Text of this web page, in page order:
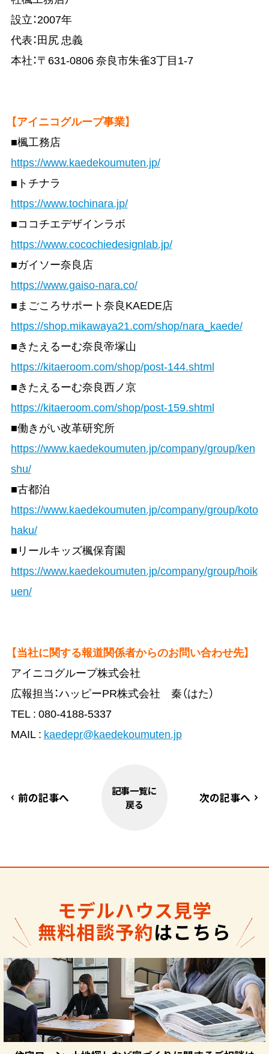
設立：2007年
代表：田尻 忠義
本社：〒631-0806 奈良市朱雀3丁目1-7
【アイニコグループ事業】
■楓工務店
https://www.kaedekoumuten.jp/
■トチナラ
https://www.tochinara.jp/
■ココチエデザインラボ
https://www.cocochiedesignlab.jp/
■ガイソー奈良店
https://www.gaiso-nara.co/
■まごころサポート奈良KAEDE店
https://shop.mikawaya21.com/shop/nara_kaede/
■きたえるーむ奈良帝塚山
https://kitaeroom.com/shop/post-144.shtml
■きたえるーむ奈良西ノ京
https://kitaeroom.com/shop/post-159.shtml
■働きがい改革研究所
https://www.kaedekoumuten.jp/company/group/ken
shu/
■古都泊
https://www.kaedekoumuten.jp/company/group/koto
haku/
■リールキッズ楓保育園
https://www.kaedekoumuten.jp/company/group/hoik
uen/
【当社に関する報道関係者からのお問い合わせ先】
アイニコグループ株式会社
広報担当：ハッピーPR株式会社 秦（はた）
TEL : 080-4188-5337
MAIL : kaedepr@kaedekoumuten.jp
前の記事へ
記事一覧に
戻る
次の記事へ
モデルハウス見学
無料相談予約はこちら